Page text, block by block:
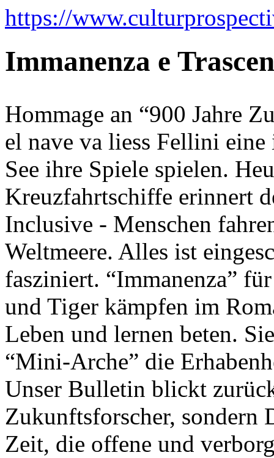
https://
Immanenza e
Hommage an “900 Jahre
el nave va liess Fellini
See ihre Spiele spielen.
Kreuzfahrtschiffe erinnert
Inclusive - Menschen
Weltmeere. Alles ist
fasziniert. “Immanenza”
und Tiger kämpfen im
Leben und lernen beten.
“Mini-Arche” die
Unser Bulletin blickt
Zukunftsforscher, sondern
Zeit, die offene und